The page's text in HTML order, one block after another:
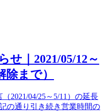
せ｜2021/05/12～
除まで）
2021/04/25～5/11）の延長
の通り引き続き営業時間の